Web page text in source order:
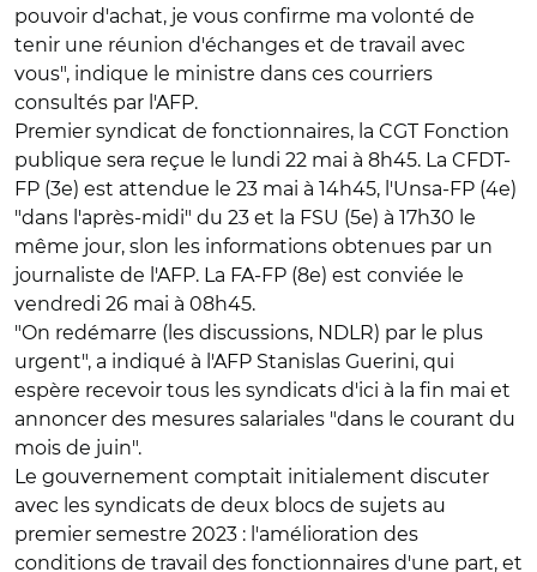
pouvoir d'achat, je vous confirme ma volonté de
tenir une réunion d'échanges et de travail avec
vous", indique le ministre dans ces courriers
consultés par l'AFP.
Premier syndicat de fonctionnaires, la CGT Fonction
publique sera reçue le lundi 22 mai à 8h45. La CFDT-
FP (3e) est attendue le 23 mai à 14h45, l'Unsa-FP (4e)
"dans l'après-midi" du 23 et la FSU (5e) à 17h30 le
même jour, slon les informations obtenues par un
journaliste de l'AFP. La FA-FP (8e) est conviée le
vendredi 26 mai à 08h45.
"On redémarre (les discussions, NDLR) par le plus
urgent", a indiqué à l'AFP Stanislas Guerini, qui
espère recevoir tous les syndicats d'ici à la fin mai et
annoncer des mesures salariales "dans le courant du
mois de juin".
Le gouvernement comptait initialement discuter
avec les syndicats de deux blocs de sujets au
premier semestre 2023 : l'amélioration des
conditions de travail des fonctionnaires d'une part, et